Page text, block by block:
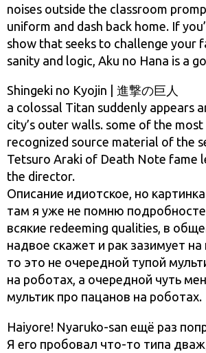
noises outside the classroom
uniform and dash back home. If
show that seeks to challenge your
sanity and logic, Aku no Hana is a
Shingeki no Kyojin | 進撃の巨人
a colossal Titan suddenly appears
city’s outer walls. some of the
recognized source material of the
Tetsuro Araki of Death Note fame
the director.
Описание идиотское, но
там я уже не помню
всякие redeeming qualities, в
надвое скажет и рак зазимует на
то это не очередной тупой
на роботах, а очередной чуть
мультик про пацанов на роботах.
Haiyore! Nyaruko-san ещё раз
Я его пробовал что-то типа